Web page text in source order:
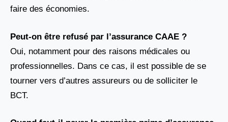
faire des économies.
Peut-on être refusé par l’assurance CAAE ?
Oui, notamment pour des raisons médicales ou
professionnelles. Dans ce cas, il est possible de se
tourner vers d’autres assureurs ou de solliciter le
BCT.